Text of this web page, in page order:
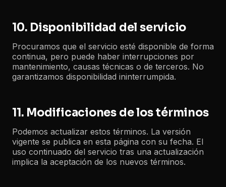
10. Disponibilidad del servicio
Procuramos que el servicio esté disponible de forma
continua, pero puede haber interrupciones por
mantenimiento, causas técnicas o de terceros. No
garantizamos disponibilidad ininterrumpida.
11. Modificaciones de los términos
Podemos actualizar estos términos. La versión
vigente se publica en esta página con su fecha. El
uso continuado del servicio tras una actualización
implica la aceptación de los nuevos términos.